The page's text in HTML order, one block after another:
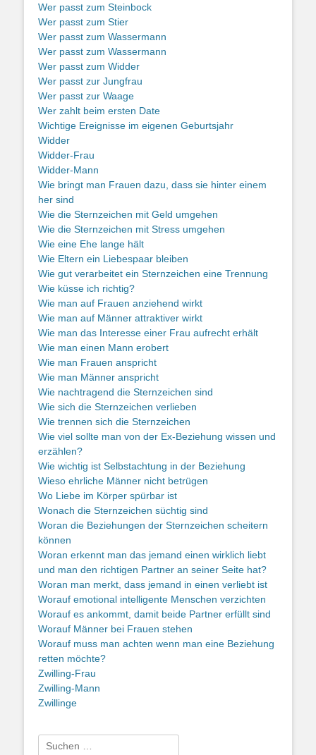
Wer passt zum Steinbock
Wer passt zum Stier
Wer passt zum Wassermann
Wer passt zum Wassermann
Wer passt zum Widder
Wer passt zur Jungfrau
Wer passt zur Waage
Wer zahlt beim ersten Date
Wichtige Ereignisse im eigenen Geburtsjahr
Widder
Widder-Frau
Widder-Mann
Wie bringt man Frauen dazu, dass sie hinter einem
her sind
Wie die Sternzeichen mit Geld umgehen
Wie die Sternzeichen mit Stress umgehen
Wie eine Ehe lange hält
Wie Eltern ein Liebespaar bleiben
Wie gut verarbeitet ein Sternzeichen eine Trennung
Wie küsse ich richtig?
Wie man auf Frauen anziehend wirkt
Wie man auf Männer attraktiver wirkt
Wie man das Interesse einer Frau aufrecht erhält
Wie man einen Mann erobert
Wie man Frauen anspricht
Wie man Männer anspricht
Wie nachtragend die Sternzeichen sind
Wie sich die Sternzeichen verlieben
Wie trennen sich die Sternzeichen
Wie viel sollte man von der Ex-Beziehung wissen und
erzählen?
Wie wichtig ist Selbstachtung in der Beziehung
Wieso ehrliche Männer nicht betrügen
Wo Liebe im Körper spürbar ist
Wonach die Sternzeichen süchtig sind
Woran die Beziehungen der Sternzeichen scheitern
können
Woran erkennt man das jemand einen wirklich liebt
und man den richtigen Partner an seiner Seite hat?
Woran man merkt, dass jemand in einen verliebt ist
Worauf emotional intelligente Menschen verzichten
Worauf es ankommt, damit beide Partner erfüllt sind
Worauf Männer bei Frauen stehen
Worauf muss man achten wenn man eine Beziehung
retten möchte?
Zwilling-Frau
Zwilling-Mann
Zwillinge
Suche